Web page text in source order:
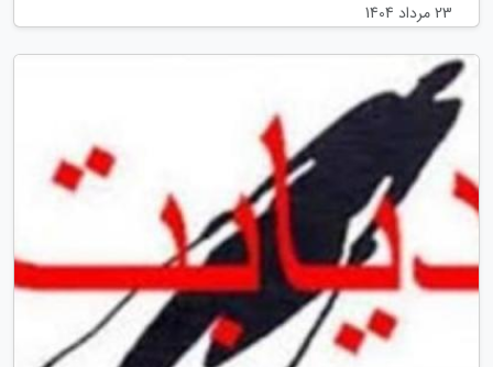
23 مرداد 1404